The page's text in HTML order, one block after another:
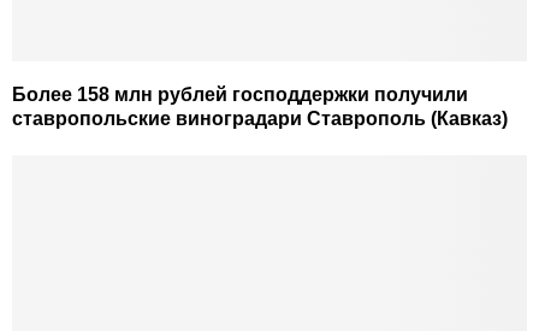
Более 158 млн рублей господдержки получили
ставропольские виноградари Ставрополь (Кавказ)